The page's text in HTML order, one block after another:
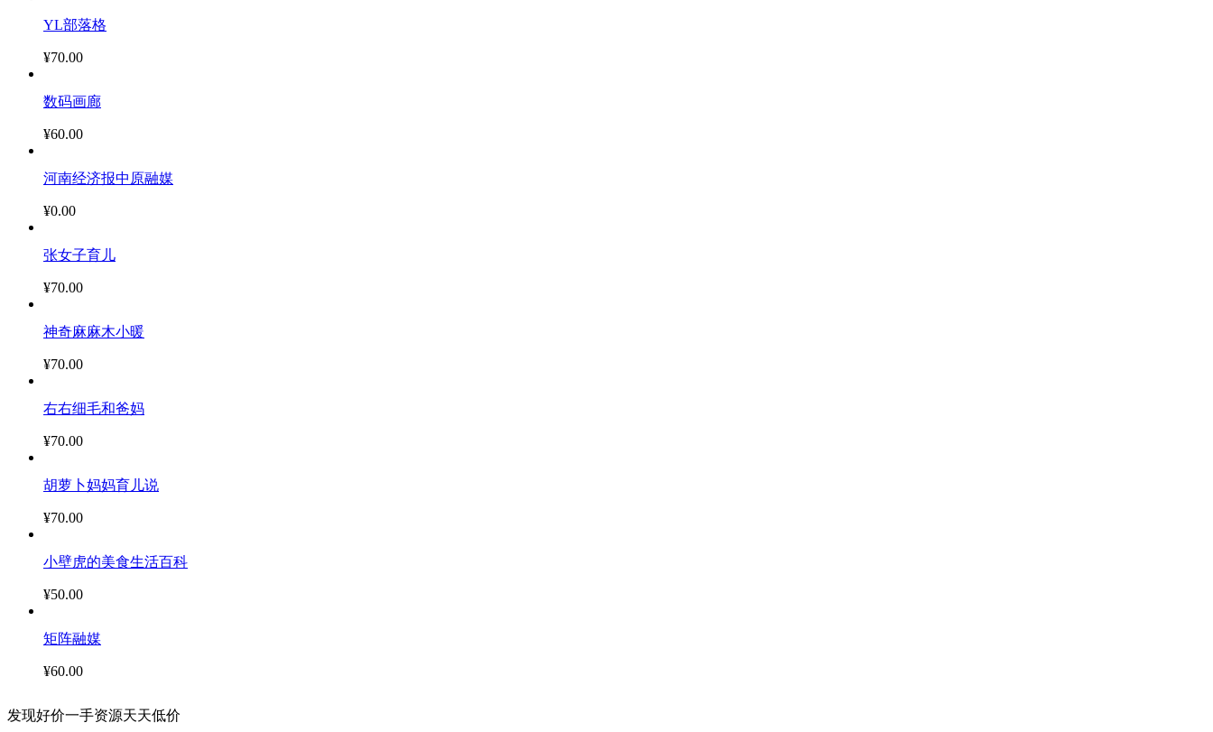
YL部落格
¥70.00
数码画廊
¥60.00
河南经济报中原融媒
¥0.00
张女子育儿
¥70.00
神奇麻麻木小暖
¥70.00
右右细毛和爸妈
¥70.00
胡萝卜妈妈育儿说
¥70.00
小壁虎的美食生活百科
¥50.00
矩阵融媒
¥60.00
发现好价一手资源天天低价